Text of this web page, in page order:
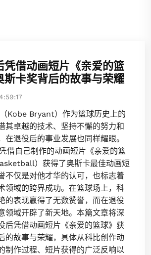
凭借动画短片《亲爱的篮
斯卡奖背后的故事与荣耀
Kobe Bryant）作为篮球历史上的
其卓越的技术、坚持不懈的努力和
在退役后的事业发展也同样耀眼。
借自己制作的动画短片《亲爱的篮
）获得了奥斯卡最佳动画短
不仅是对他才华的认可，也标志着
领域的跨界成功。在篮球场上，科
的表现赢得了无数赞誉，而在退役
领域开辟了新天地。本篇文章将深
后凭借动画短片《亲爱的篮球》获
的故事与荣耀，具体从科比创作动
制作过程、短片获得的广泛反响以